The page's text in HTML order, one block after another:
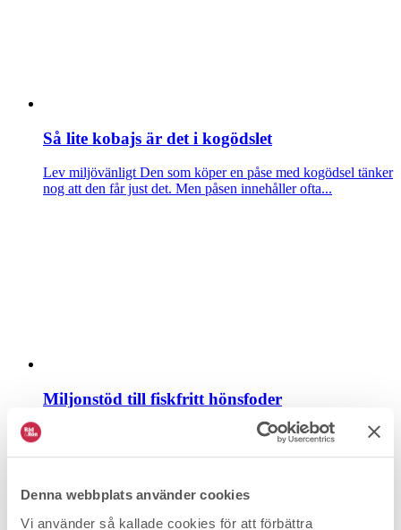
Denna webbplats använder cookies
Vi använder så kallade cookies för att förbättra
Så lite kobajs är det i kogödslet
Lev miljövänligt Den som köper en påse med kogödsel tänker
nog att den får just det. Men påsen innehåller ofta...
Miljonstöd till fiskfritt hönsfoder
Fiskmjöl i hönsfodret gör att Kravägg